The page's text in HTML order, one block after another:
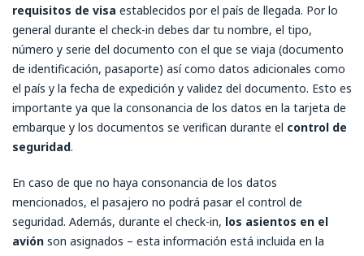
requisitos de visa establecidos por el país de llegada. Por lo
general durante el check-in debes dar tu nombre, el tipo,
número y serie del documento con el que se viaja (documento
de identificación, pasaporte) así como datos adicionales como
el país y la fecha de expedición y validez del documento. Esto es
importante ya que la consonancia de los datos en la tarjeta de
embarque y los documentos se verifican durante el control de
seguridad.
En caso de que no haya consonancia de los datos
mencionados, el pasajero no podrá pasar el control de
seguridad. Además, durante el check-in, los asientos en el
avión son asignados – esta información está incluida en la